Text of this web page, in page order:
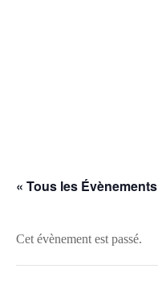
« Tous les Évènements
Cet évènement est passé.